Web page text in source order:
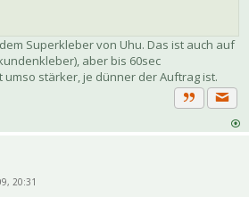
Superkleber von Uhu. Das ist auch auf
aber bis 60sec
stärker, je dünner der Auftrag ist.
Zitat
20:31